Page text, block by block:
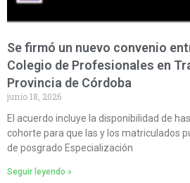
Se firmó un nuevo convenio
Colegio de Profesionales en
Provincia de Córdoba
junio 18, 2026
El acuerdo incluye la disponibilidad de
cohorte para que las y los matriculados
de posgrado Especialización
Seguir leyendo »